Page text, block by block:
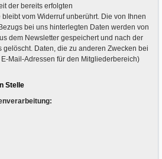
der bereits erfolgten
vom Widerruf unberührt. Die von Ihnen
bei uns hinterlegten Daten werden von
dem Newsletter gespeichert und nach der
Daten, die zu anderen Zwecken bei
Mail-Adressen für den Mitgliederbereich)
Stelle